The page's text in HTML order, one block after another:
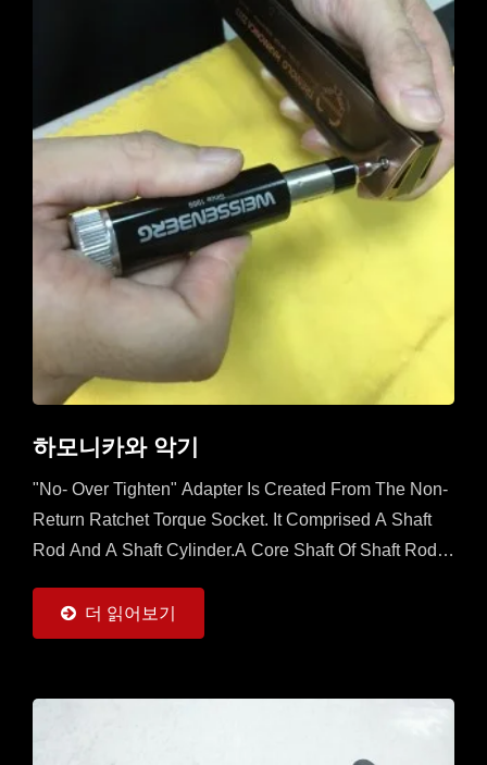
하모니카와 악기
"No- Over Tighten" Adapter Is Created From The Non-
Return Ratchet Torque Socket. It Comprised A Shaft
Rod And A Shaft Cylinder.A Core Shaft Of Shaft Rod Is
더 읽어보기